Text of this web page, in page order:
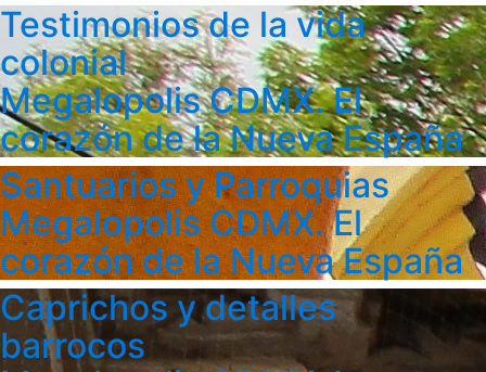
Testimonios de la vida
colonial
Megalopolis CDMX. El
corazón de la Nueva España
Santuarios y Parroquias
Megalopolis CDMX. El
corazón de la Nueva España
Caprichos y detalles
barrocos